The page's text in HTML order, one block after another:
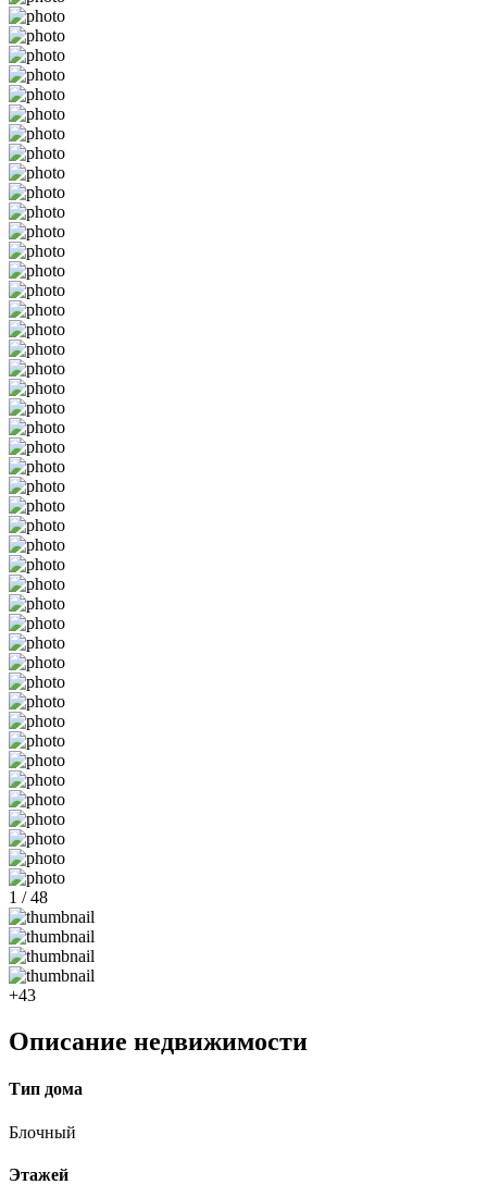
1 / 48
+43
Описание недвижимости
Тип дома
Блочный
Этажей